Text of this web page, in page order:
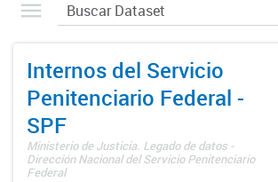
Internos del Servicio
Penitenciario Federal -
SPF
Ministerio de Justicia. Legado de datos -
Dirección Nacional del Servicio Penitenciario
Federal